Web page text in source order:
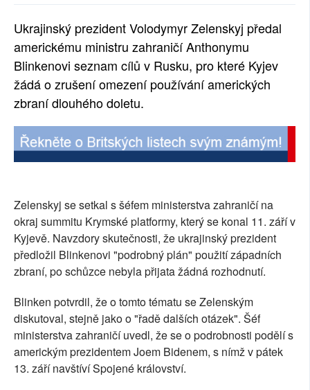
RUBRIKY
PLNÁ VERZE STRÁNEK
Ukrajinský prezident Volodymyr Zelenskyj předal
americkému ministru zahraničí Anthonymu
Blinkenovi seznam cílů v Rusku, pro které Kyjev
žádá o zrušení omezení používání amerických
zbraní dlouhého doletu.
Zelenskyj se setkal s šéfem ministerstva zahraničí na
okraj summitu Krymské platformy, který se konal 11. září v
Kyjevě. Navzdory skutečnosti, že ukrajinský prezident
předložil Blinkenovi "podrobný plán" použití západních
zbraní, po schůzce nebyla přijata žádná rozhodnutí.
Blinken potvrdil, že o tomto tématu se Zelenským
diskutoval, stejně jako o "řadě dalších otázek". Šéf
ministerstva zahraničí uvedl, že se o podrobnosti podělí s
americkým prezidentem Joem Bidenem, s nímž v pátek
13. září navštíví Spojené království.